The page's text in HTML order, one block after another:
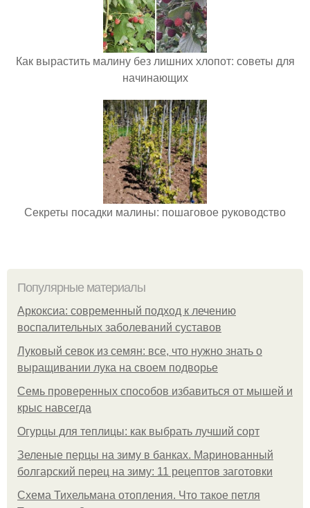
Как вырастить малину без лишних хлопот: советы для
начинающих
Секреты посадки малины: пошаговое руководство
Популярные материалы
Аркоксиа: современный подход к лечению
воспалительных заболеваний суставов
Луковый севок из семян: все, что нужно знать о
выращивании лука на своем подворье
Семь проверенных способов избавиться от мышей и
крыс навсегда
Огурцы для теплицы: как выбрать лучший сорт
Зеленые перцы на зиму в банках. Маринованный
болгарский перец на зиму: 11 рецептов заготовки
Схема Тихельмана отопления. Что такое петля